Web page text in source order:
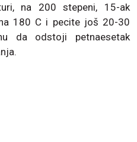
na 200 stepeni, 15-ak
180 C i pecite još 20-30
da odstoji petnaesetak